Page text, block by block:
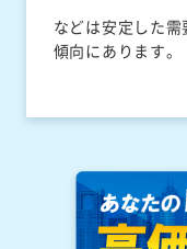
などは安定した
傾向にあります。